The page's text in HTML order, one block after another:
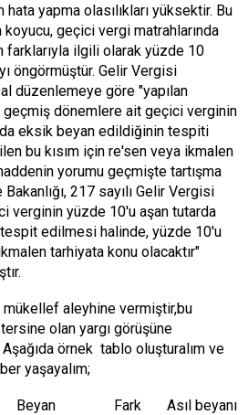
yapma olasılıkları yüksektir. Bu
geçici vergi matrahlarında
farklarıyla ilgili olarak yüzde 10
öngörmüştür. Gelir Vergisi
düzenlemeye göre "yapılan
geçmiş dönemlere ait geçici verginin
eksik beyan edildiğinin tespiti
bu kısım için re'sen veya ikmalen
yorumu geçmişte tartışma
217 sayılı Gelir Vergisi
verginin yüzde 10'u aşan tutarda
edilmesi halinde, yüzde 10'u
tarhiyata konu olacaktır"
mükellef aleyhine vermiştir,bu
olan yargı görüşüne
örnek tablo oluşturalım ve
yaşayalım;
Beyan Fark Asıl beyanı